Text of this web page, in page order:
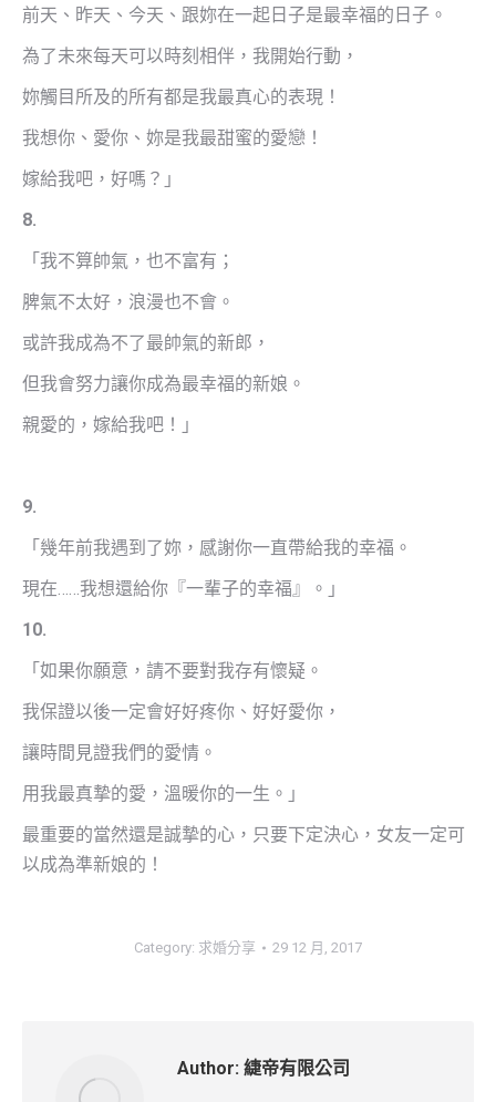
前天、昨天、今天、跟妳在一起日子是最幸福的日子。
為了未來每天可以時刻相伴，我開始行動，
妳觸目所及的所有都是我最真心的表現！
我想你、愛你、妳是我最甜蜜的愛戀！
嫁給我吧，好嗎？」
8.
「我不算帥氣，也不富有；
脾氣不太好，浪漫也不會。
或許我成為不了最帥氣的新郎，
但我會努力讓你成為最幸福的新娘。
親愛的，嫁給我吧！」
9.
「幾年前我遇到了妳，感謝你一直帶給我的幸福。
現在……我想還給你『一輩子的幸福』。」
10.
「如果你願意，請不要對我存有懷疑。
我保證以後一定會好好疼你、好好愛你，
讓時間見證我們的愛情。
用我最真摯的愛，溫暖你的一生。」
最重要的當然還是誠摯的心，只要下定決心，女友一定可
以成為準新娘的！
Category: 求婚分享 29 12 月, 2017
Author: 緁帝有限公司